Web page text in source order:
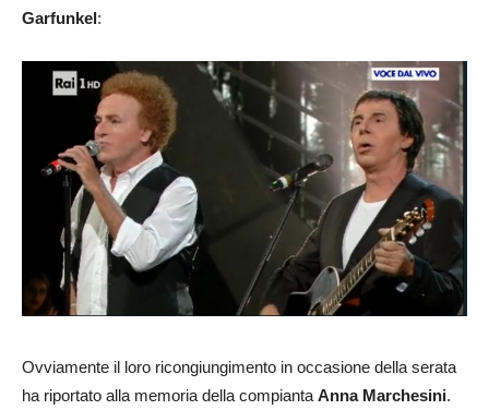
Garfunkel:
Ovviamente il loro ricongiungimento in occasione della serata
ha riportato alla memoria della compianta Anna Marchesini.